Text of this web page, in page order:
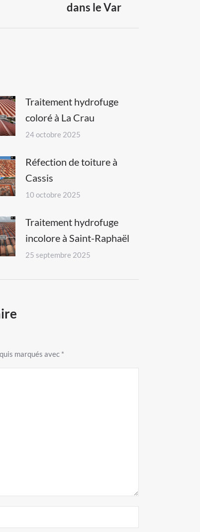
dans le Var
Traitement hydrofuge
coloré à La Crau
24 octobre 2025
Réfection de toiture à
Cassis
10 octobre 2025
Traitement hydrofuge
incolore à Saint-Raphaël
25 septembre 2025
marqués avec *